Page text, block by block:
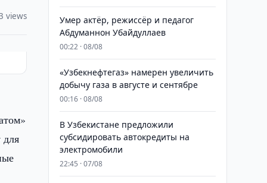
views
Умер актёр, режиссёр и педагог
Абдуманнон Убайдуллаев
00:22 · 08/08
«Узбекнефтегаз» намерен увеличить
добычу газа в августе и сентябре
00:16 · 08/08
В Узбекистане предложили
субсидировать автокредиты на
электромобили
22:45 · 07/08